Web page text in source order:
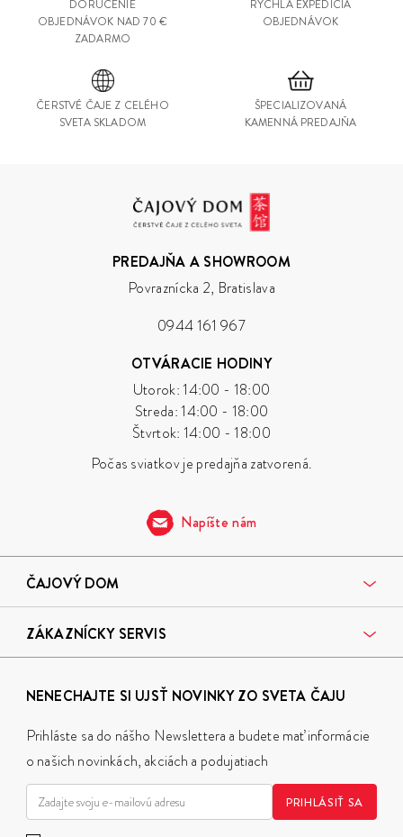
DORUČENIE
OBJEDNÁVOK NAD 70 €
ZADARMO
RÝCHLA EXPEDÍCIA
OBJEDNÁVOK
ČERSTVÉ ČAJE Z CELÉHO
SVETA SKLADOM
ŠPECIALIZOVANÁ
KAMENNÁ PREDAJŇA
Čajový
Dom
PREDAJŇA A SHOWROOM
Povraznícka 2, Bratislava
0944 161 967
OTVÁRACIE HODINY
Utorok: 14:00 - 18:00
Streda: 14:00 - 18:00
Štvrtok: 14:00 - 18:00
Počas sviatkov je predajňa zatvorená.
Napíšte nám
ČAJOVÝ DOM
ZÁKAZNÍCKY SERVIS
NENECHAJTE SI UJSŤ NOVINKY ZO SVETA ČAJU
Prihláste sa do nášho Newslettera a budete mať informácie
o našich novinkách, akciách a podujatiach
PRIHLÁSIŤ SA